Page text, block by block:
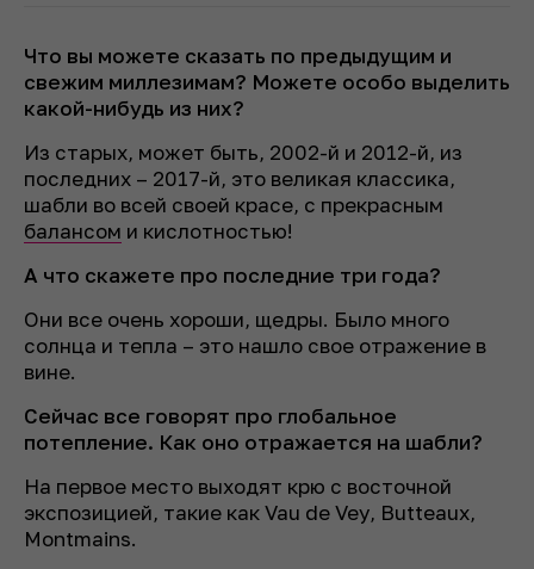
Что вы можете сказать по предыдущим и
свежим миллезимам? Можете особо выделить
какой-нибудь из них?
Из старых, может быть, 2002-й и 2012-й, из
последних – 2017-й, это великая классика,
шабли во всей своей красе, с прекрасным
балансом и кислотностью!
А что скажете про последние три года?
Они все очень хороши, щедры. Было много
солнца и тепла – это нашло свое отражение в
вине.
Сейчас все говорят про глобальное
потепление. Как оно отражается на шабли?
На первое место выходят крю с восточной
экспозицией, такие как Vau de Vey, Butteaux,
Montmains.